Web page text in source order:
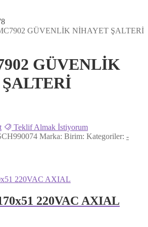
GÜVENLİK NİHAYET ŞALTERİ
GÜVENLİK
Teklif Almak İstiyorum
Marka: Birim: Kategoriler: -
220VAC AXIAL